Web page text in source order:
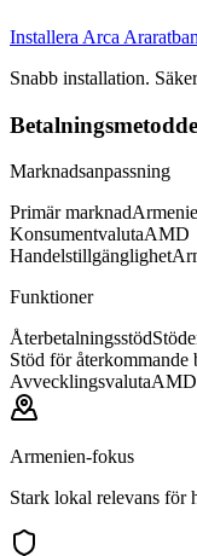
Installera Arca
Snabb installation.
Marknadsanpassning
Primär marknad
KonsumentvalutaAMD
Handelstillgänglighet
Funktioner
Återbetalningsstöd
Stöd för återkommande
AvvecklingsvalutaAMD
Armenien-fokus
Stark lokal relevans för